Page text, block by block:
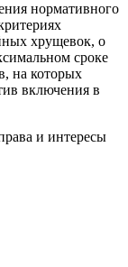
нормативного
хрущевок, о
сроке
на которых
включения в
и интересы